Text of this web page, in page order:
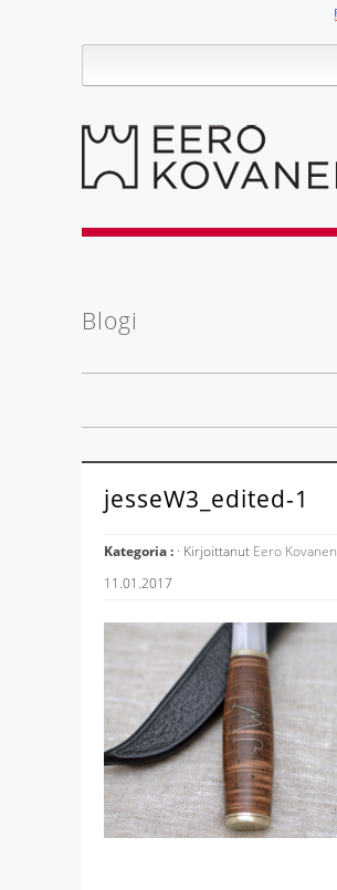
Blogi
jesseW3_edited-1
Kategoria : · Kirjoittanut Eero Kovanen
11.01.2017